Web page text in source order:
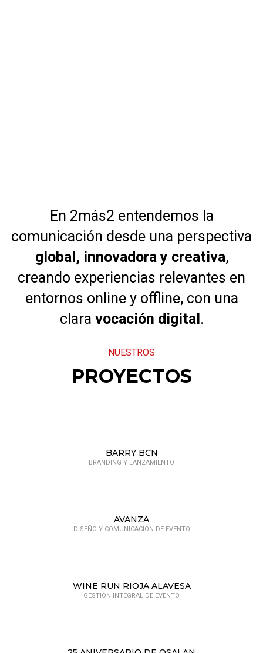
En 2más2 entendemos la
comunicación desde una perspectiva
global, innovadora y creativa,
creando experiencias relevantes en
entornos online y offline, con una
clara vocación digital .
NUESTROS
PROYECTOS
BARRY BCN
BRANDING Y LANZAMIENTO
AVANZA
DISEÑO Y COMUNICACIÓN DE EVENTO
WINE RUN RIOJA ALAVESA
GESTIÓN INTEGRAL DE EVENTO